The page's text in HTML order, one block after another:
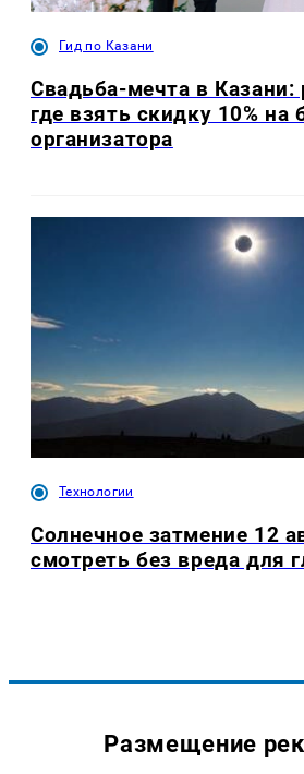
Гид по Казани
Свадьба-мечта в Казани:
где взять скидку 10% на
организатора
Технологии
Солнечное затмение 12
смотреть без вреда для
Размещение